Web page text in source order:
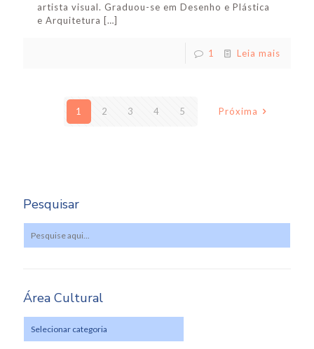
artista visual. Graduou-se em Desenho e Plástica
e Arquitetura […]
1 Leia mais
1 2 3 4 5 Próxima
Pesquisar
Área Cultural